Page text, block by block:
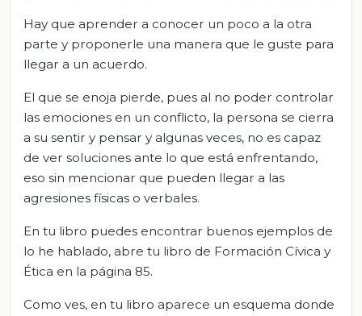
Hay que aprender a conocer un poco a la otra
parte y proponerle una manera que le guste para
llegar a un acuerdo.
El que se enoja pierde, pues al no poder controlar
las emociones en un conflicto, la persona se cierra
a su sentir y pensar y algunas veces, no es capaz
de ver soluciones ante lo que está enfrentando,
eso sin mencionar que pueden llegar a las
agresiones físicas o verbales.
En tu libro puedes encontrar buenos ejemplos de
lo he hablado, abre tu libro de Formación Cívica y
Ética en la página 85.
Como ves, en tu libro aparece un esquema donde